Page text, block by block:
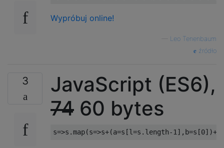
Wypróbuj online!
Leo Tenenbaum
źródło
3
JavaScript (ES6),
74 60 bytes